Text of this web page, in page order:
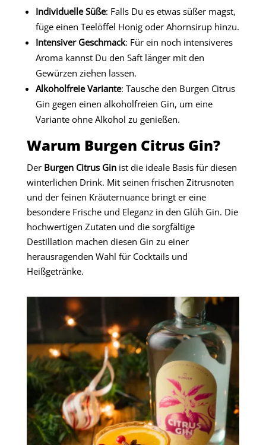
Individuelle Süße: Falls Du es etwas süßer magst,
füge einen Teelöffel Honig oder Ahornsirup hinzu.
Intensiver Geschmack: Für ein noch intensiveres
Aroma kannst Du den Saft länger mit den
Gewürzen ziehen lassen.
Alkoholfreie Variante: Tausche den Burgen Citrus
Gin gegen einen alkoholfreien Gin, um eine
Variante ohne Alkohol zu genießen.
Warum Burgen Citrus Gin?
Der Burgen Citrus Ginist die ideale Basis für diesen
winterlichen Drink. Mit seinen frischen Zitrusnoten
und der feinen Kräuternuance bringt er eine
besondere Frische und Eleganz in den Glüh Gin. Die
hochwertigen Zutaten und die sorgfältige
Destillation machen diesen Gin zu einer
herausragenden Wahl für Cocktails und
Heißgetränke.